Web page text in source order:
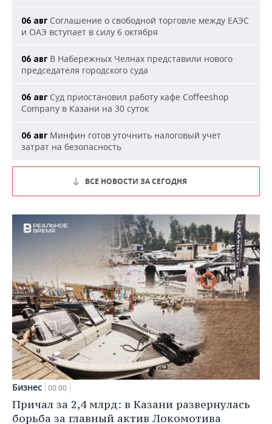
06 авг Соглашение о свободной торговле между ЕАЭС
и ОАЭ вступает в силу 6 октября
06 авг В Набережных Челнах представили нового
председателя городского суда
06 авг Суд приостановил работу кафе Coffeeshop
Company в Казани на 30 суток
06 авг Минфин готов уточнить налоговый учет
затрат на безопасность
ВСЕ НОВОСТИ ЗА СЕГОДНЯ
Бизнес 00:00
Причал за 2,4 млрд: в Казани развернулась
борьба за главный актив Локомотива